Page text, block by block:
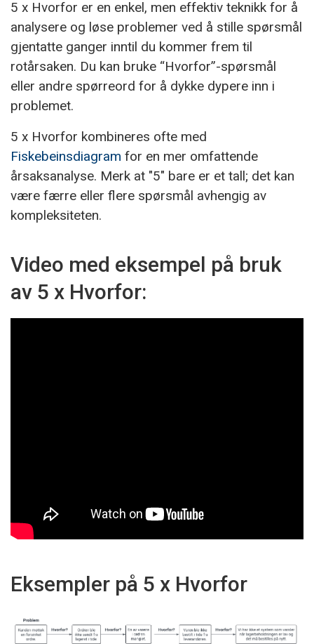
5 x Hvorfor er en enkel, men effektiv teknikk for å
analysere og løse problemer ved å stille spørsmål
gjentatte ganger inntil du kommer frem til
rotårsaken. Du kan bruke “Hvorfor”-spørsmål
eller andre spørreord for å dykke dypere inn i
problemet.
5 x Hvorfor kombineres ofte med
Fiskebeinsdiagram for en mer omfattende
årsaksanalyse. Merk at "5" bare er et tall; det kan
være færre eller flere spørsmål avhengig av
kompleksiteten.
Video med eksempel på bruk
av 5 x Hvorfor:
Eksempler på 5 x Hvorfor